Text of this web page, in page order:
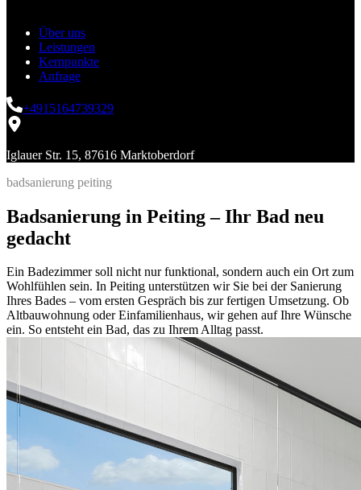
Über uns
Leistungen
Kernpunkte
Anfrage
+4915164739329
Iglauer Str. 15, 87616 Marktoberdorf
badsanierung peiting
Badsanierung in Peiting – Ihr Bad neu
gedacht
Ein Badezimmer soll nicht nur funktional, sondern auch ein Ort zum
Wohlfühlen sein. In Peiting unterstützen wir Sie bei der Sanierung
Ihres Bades – vom ersten Gespräch bis zur fertigen Umsetzung. Ob
Altbauwohnung oder Einfamilienhaus, wir gehen auf Ihre Wünsche
ein. So entsteht ein Bad, das zu Ihrem Alltag passt.